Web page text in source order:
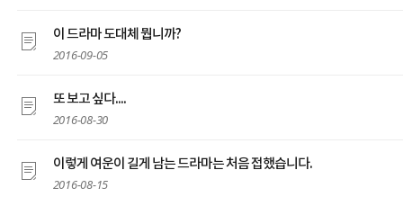
이 드라마 도대체 뭡니까?
2016-09-05
또 보고 싶다....
2016-08-30
이렇게 여운이 길게 남는 드라마는 처음 접했습니다.
2016-08-15